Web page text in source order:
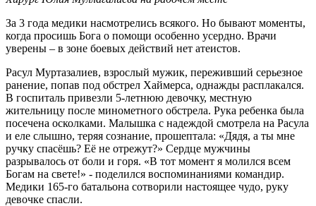
За 3 года медики насмотрелись всякого. Но бывают моменты,
когда просишь Бога о помощи особенно усердно. Врачи
уверены – в зоне боевых действий нет атеистов.
Расул Муртазалиев, взрослый мужик, переживший серьезное
ранение, попав под обстрел Хаймерса, однажды расплакался.
В госпиталь привезли 5-летнюю девочку, местную
жительницу после минометного обстрела. Рука ребенка была
посечена осколками. Малышка с надеждой смотрела на Расула
и еле слышно, теряя сознание, прошептала: «Дядя, а ты мне
ручку спасёшь? Её не отрежут?» Сердце мужчины
разрывалось от боли и горя. «В тот момент я молился всем
Богам на свете!» - поделился воспоминаниями командир.
Медики 165-го батальона сотворили настоящее чудо, руку
девочке спасли.